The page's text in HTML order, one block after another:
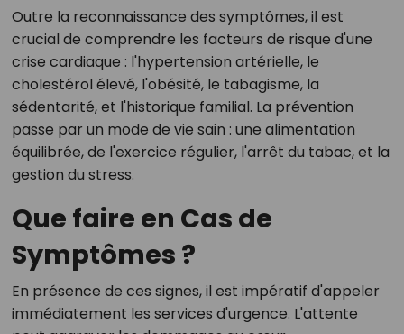
Outre la reconnaissance des symptômes, il est
crucial de comprendre les facteurs de risque d'une
crise cardiaque : l'hypertension artérielle, le
cholestérol élevé, l'obésité, le tabagisme, la
sédentarité, et l'historique familial. La prévention
passe par un mode de vie sain : une alimentation
équilibrée, de l'exercice régulier, l'arrêt du tabac, et la
gestion du stress.
Que faire en Cas de
Symptômes ?
En présence de ces signes, il est impératif d'appeler
immédiatement les services d'urgence. L'attente